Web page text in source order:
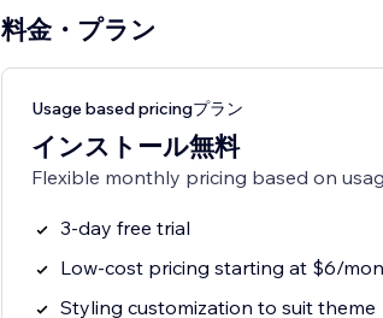
料金・プラン
Usage based pricingプラン
インストール無料
Flexible monthly pricing based on
3-day free trial
Low-cost pricing starting at $6/
Styling customization to suit theme